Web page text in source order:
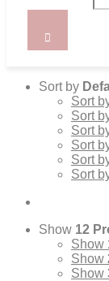
Sort by
Sort
Sort
Sort
Sort
Sort
Sort
Show 12
Show
Show
Show